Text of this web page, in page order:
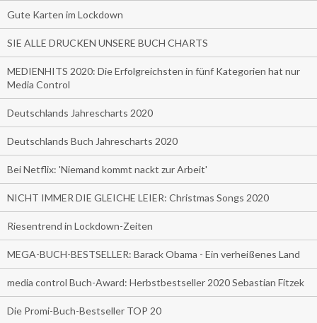
Gute Karten im Lockdown
SIE ALLE DRUCKEN UNSERE BUCH CHARTS
MEDIENHITS 2020: Die Erfolgreichsten in fünf Kategorien hat nur
Media Control
Deutschlands Jahrescharts 2020
Deutschlands Buch Jahrescharts 2020
Bei Netflix: 'Niemand kommt nackt zur Arbeit'
NICHT IMMER DIE GLEICHE LEIER: Christmas Songs 2020
Riesentrend in Lockdown-Zeiten
MEGA-BUCH-BESTSELLER: Barack Obama - Ein verheißenes Land
media control Buch-Award: Herbstbestseller 2020 Sebastian Fitzek
Die Promi-Buch-Bestseller TOP 20